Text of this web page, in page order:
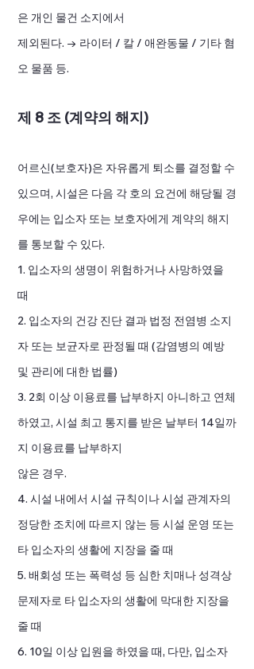
은 개인 물건 소지에서
제외된다. → 라이터 / 칼 / 애완동물 / 기타 혐
오 물품 등.
제 8 조 (계약의 해지)
어르신(보호자)은 자유롭게 퇴소를 결정할 수
있으며, 시설은 다음 각 호의 요건에 해당될 경
우에는 입소자 또는 보호자에게 계약의 해지
를 통보할 수 있다.
1. 입소자의 생명이 위험하거나 사망하였을
때
2. 입소자의 건강 진단 결과 법정 전염병 소지
자 또는 보균자로 판정될 때 (감염병의 예방
및 관리에 대한 법률)
3. 2회 이상 이용료를 납부하지 아니하고 연체
하였고, 시설 최고 통지를 받은 날부터 14일까
지 이용료를 납부하지
않은 경우.
4. 시설 내에서 시설 규칙이나 시설 관계자의
정당한 조치에 따르지 않는 등 시설 운영 또는
타 입소자의 생활에 지장을 줄 때
5. 배회성 또는 폭력성 등 심한 치매나 성격상
문제자로 타 입소자의 생활에 막대한 지장을
줄 때
6. 10일 이상 입원을 하였을 때, 다만, 입소자